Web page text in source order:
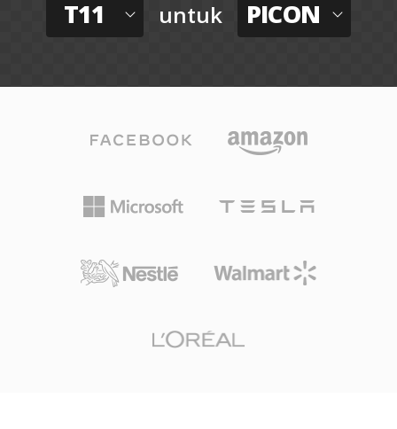
T11 untuk PICON